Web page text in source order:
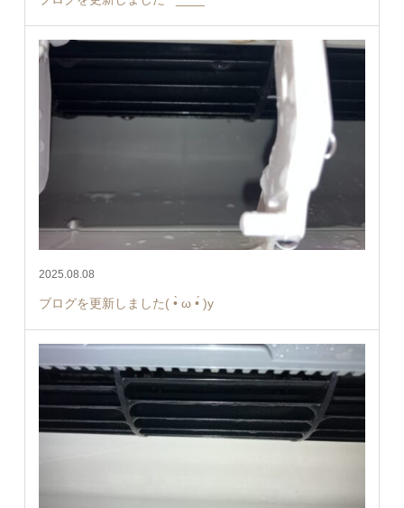
2025.08.08
ブログを更新しました( •̀ ω •́ )y